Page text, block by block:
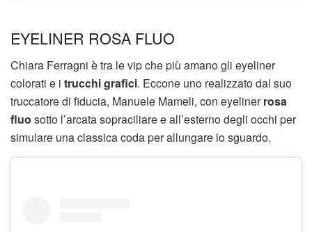
EYELINER ROSA FLUO
Chiara Ferragni è tra le vip che più amano gli eyeliner
colorati e i trucchi grafici. Eccone uno realizzato dal suo
truccatore di fiducia, Manuele Mameli, con eyelinerrosa
fluo sotto l’arcata sopraciliare e all’esterno degli occhi per
simulare una classica coda per allungare lo sguardo.